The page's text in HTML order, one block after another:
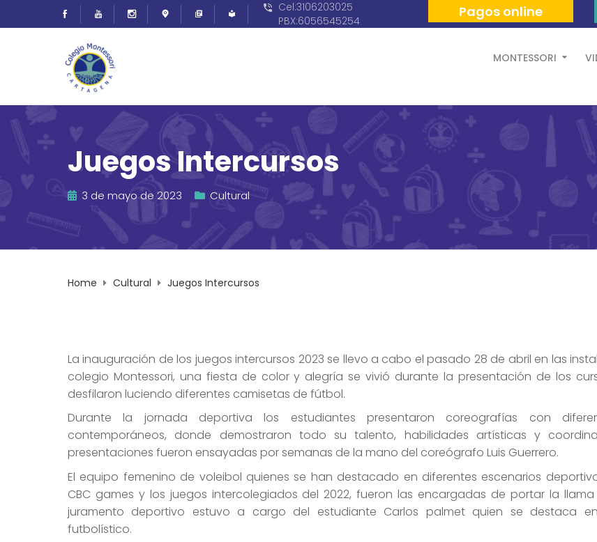
Cel:3106203025
PBX:6056545254
Pagos online
MONTESSORI
Juegos Intercursos
3 de mayo de 2023 Cultural
Home Cultural Juegos Intercursos
La inauguración de los juegos intercursos 2023 se llevo a cabo el pasado 28 de abril en las
colegio Montessori, una fiesta de color y alegría se vivió durante la presentación de los
desfilaron luciendo diferentes camisetas de fútbol.
Durante la jornada deportiva los estudiantes presentaron coreografías con
contemporáneos, donde demostraron todo su talento, habilidades artísticas y
presentaciones fueron ensayadas por semanas de la mano del coreógrafo Luis Guerrero.
El equipo femenino de voleibol quienes se han destacado en diferentes escenarios
CBC games y los juegos intercolegiados del 2022, fueron las encargadas de portar la
juramento deportivo estuvo a cargo del estudiante Carlos palmet quien se destaca
futbolístico.